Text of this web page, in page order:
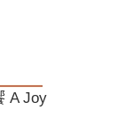
A Joy